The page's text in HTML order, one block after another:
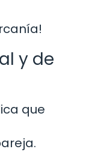
y de
que